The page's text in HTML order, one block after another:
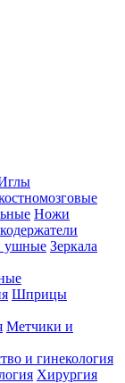
Ножи
ушные Зеркала
Шприцы
Метчики и
и гинекология
Хирургия